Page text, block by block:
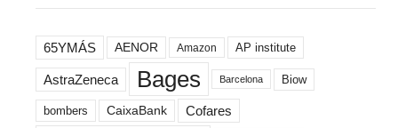
65YMÁS AENOR Amazon AP institute
AstraZeneca Bages Barcelona Biow
bombers CaixaBank Cofares